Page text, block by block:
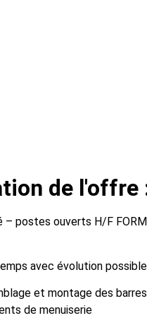
de l'offre
postes ouverts H/F
avec évolution
et montage des barres
de menuiserie